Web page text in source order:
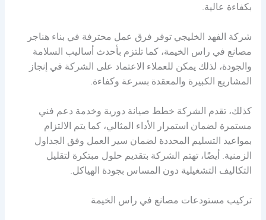
بكفاءة عالية.
شركة الفهد الخليجي توفر فرق عمل محترفة في بناء هناجر
مصانع في راس الخيمة، كما تلتزم بأحدث أساليب السلامة
والجودة، لذلك يمكن للعملاء الاعتماد على الشركة في إنجاز
المشاريع الكبيرة والمعقدة بسرعة وكفاءة.
كذلك، تقدم الشركة خطط صيانة دورية وخدمة دعم فني
مستمرة لضمان استمرار الأداء المثالي، كما يتم الالتزام
بمواعيد التسليم المحددة لضمان سير العمل وفق الجداول
الزمنية. أيضًا، تهتم الشركة بتقديم حلول مبتكرة لتقليل
التكاليف التشغيلية دون المساس بجودة الهياكل.
تركيب مستودعات مصانع في راس الخيمة